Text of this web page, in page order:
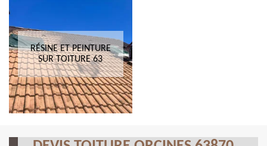
RÉSINE ET PEINTURE
SUR TOITURE 63